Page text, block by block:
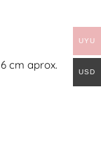
cm aprox.
UYU
USD